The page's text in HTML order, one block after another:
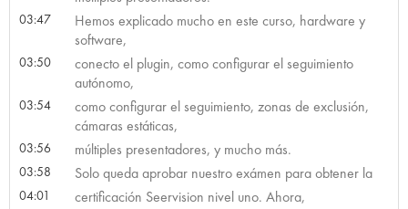
03:47
Hemos explicado mucho en este curso, hardware y
software,
03:50
conecto el plugin, como configurar el seguimiento
autónomo,
03:54
como configurar el seguimiento, zonas de exclusión,
cámaras estáticas,
03:56 múltiples presentadores, y mucho más.
03:58 Solo queda aprobar nuestro exámen para obtener la
04:01 certificación Seervision nivel uno. Ahora,